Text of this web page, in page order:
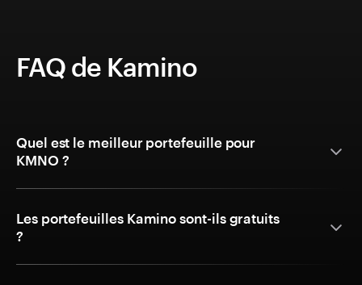
FAQ de Kamino
Quel est le meilleur portefeuille pour
KMNO ?
Les portefeuilles Kamino sont-ils gratuits
?